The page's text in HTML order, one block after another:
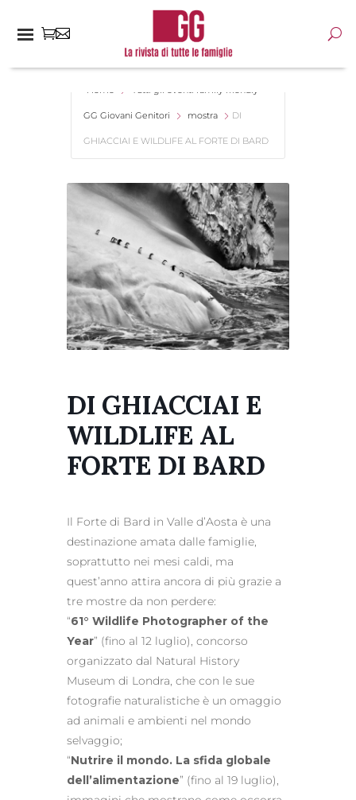
Home Tutti gli eventi family friendly -
GG Giovani Genitori mostra DI
GHIACCIAI E WILDLIFE AL FORTE DI BARD
DI GHIACCIAI E
WILDLIFE AL
FORTE DI BARD
Il Forte di Bard in Valle d’Aosta è una
destinazione amata dalle famiglie,
soprattutto nei mesi caldi, ma
quest’anno attira ancora di più grazie a
tre mostre da non perdere:
“61° Wildlife Photographer of the
Year” (fino al 12 luglio), concorso
organizzato dal Natural History
Museum di Londra, che con le sue
fotografie naturalistiche è un omaggio
ad animali e ambienti nel mondo
selvaggio;
“Nutrire il mondo. La sfida globale
dell’alimentazione” (fino al 19 luglio),